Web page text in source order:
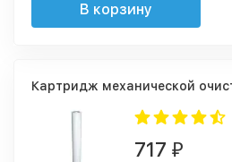
В корзину
Картридж механической
717 ₽